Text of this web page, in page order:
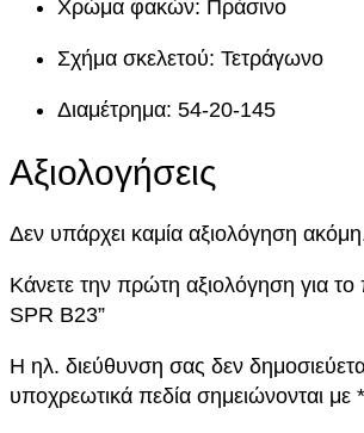
3
9
,
0
3
8
,
α
Χρώμα φακών: Πράσινο
Σχήμα σκελετού: Τετράγωνο
Διαμέτρημα: 54-20-145
Αξιολογήσεις
Δεν υπάρχει καμία αξιολόγηση
Κάνετε την πρώτη αξιολόγηση για
SPR B23”
Η ηλ. διεύθυνση σας δεν
υποχρεωτικά πεδία σημειώνονται με *